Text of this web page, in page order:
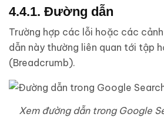
4.4.1. Đường dẫn
Trường hợp các lỗi hoặc các
dẫn này thường liên quan tới tập
(Breadcrumb).
Xem đường dẫn trong Google